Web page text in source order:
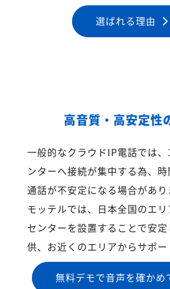
選ばれる理由
高音質・高安定性
一般的なクラウドIP電話では
ンターへ接続が集中する為、
通話が不安定になる場合があり
モッテルでは、日本全国のエ
センターを設置することで安
供、お近くのエリアからサポー
無料デモで音声を確かめ